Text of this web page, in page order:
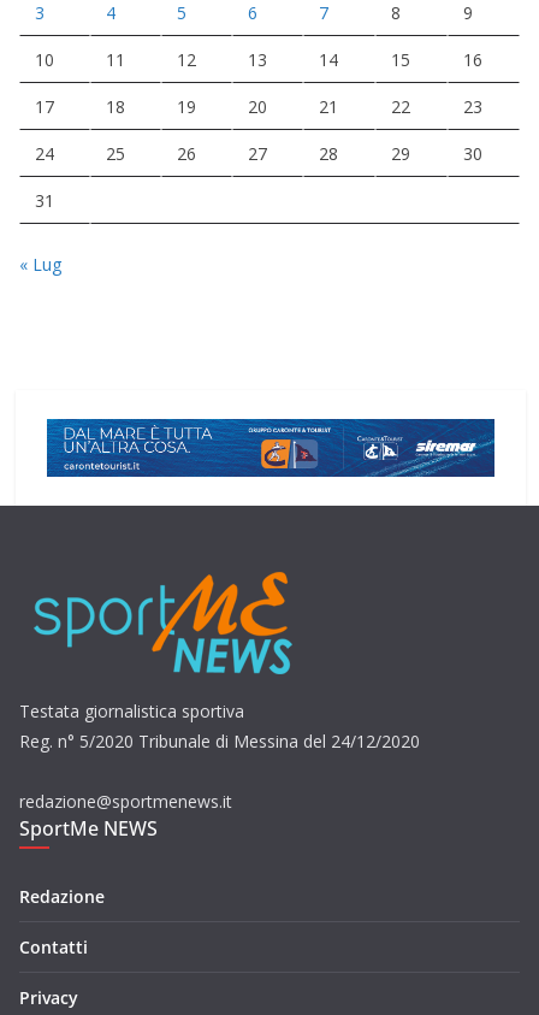
3 4 5 6 7 8 9
10 11 12 13 14 15 16
17 18 19 20 21 22 23
24 25 26 27 28 29 30
31
« Lug
Testata giornalistica sportiva
Reg. n° 5/2020 Tribunale di Messina del 24/12/2020
redazione@sportmenews.it
SportMe NEWS
Redazione
Contatti
Privacy